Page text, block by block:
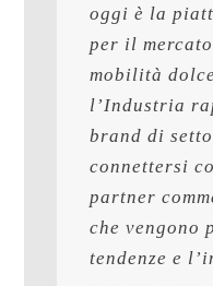
oggi è la
per il
mobilità
l’Industria
brand di
connettersi
partner
che vengono
tendenze e